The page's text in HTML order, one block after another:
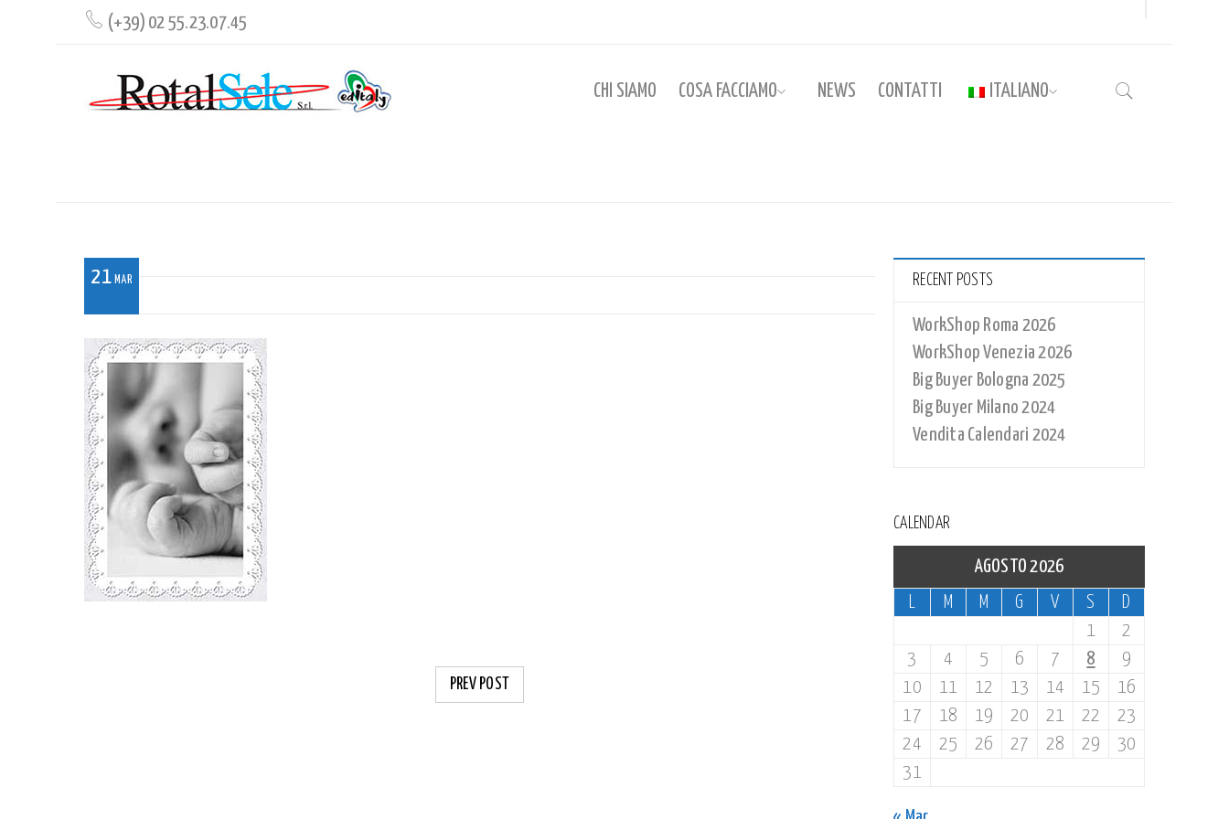
(+39) 02 55.23.07.45
CHI SIAMO COSA FACCIAMO NEWS CONTATTI ITALIANO
21 MAR
PREV POST
RECENT POSTS
WorkShop Roma 2026
WorkShop Venezia 2026
Big Buyer Bologna 2025
Big Buyer Milano 2024
Vendita Calendari 2024
CALENDAR
AGOSTO 2026
L
M M G V S
D
1
2
3
4 5 6 7 8
9
10
11 12 13 14 15
16
17
18 19 20 21 22
23
24
25 26 27 28 29
30
31